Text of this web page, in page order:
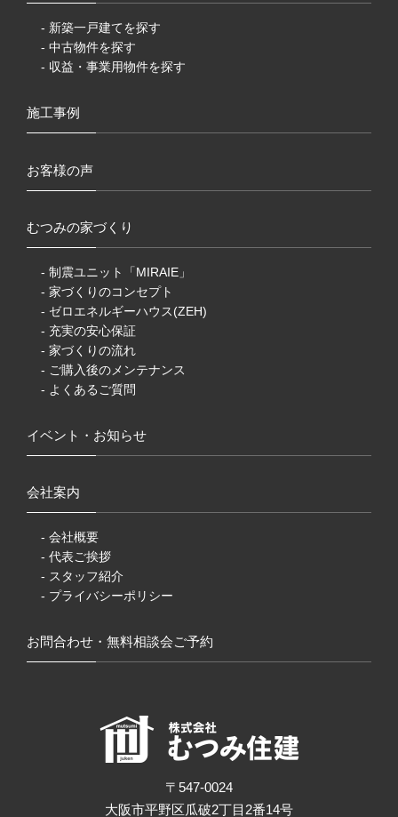
- 新築一戸建てを探す
- 中古物件を探す
- 収益・事業用物件を探す
施工事例
お客様の声
むつみの家づくり
- 制震ユニット「MIRAIE」
- 家づくりのコンセプト
- ゼロエネルギーハウス(ZEH)
- 充実の安心保証
- 家づくりの流れ
- ご購入後のメンテナンス
- よくあるご質問
イベント・お知らせ
会社案内
- 会社概要
- 代表ご挨拶
- スタッフ紹介
- プライバシーポリシー
お問合わせ・無料相談会ご予約
〒547-0024
大阪市平野区瓜破2丁目2番14号